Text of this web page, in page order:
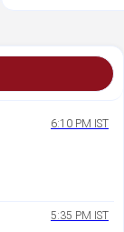
6:10 PM IST
5:35 PM IST